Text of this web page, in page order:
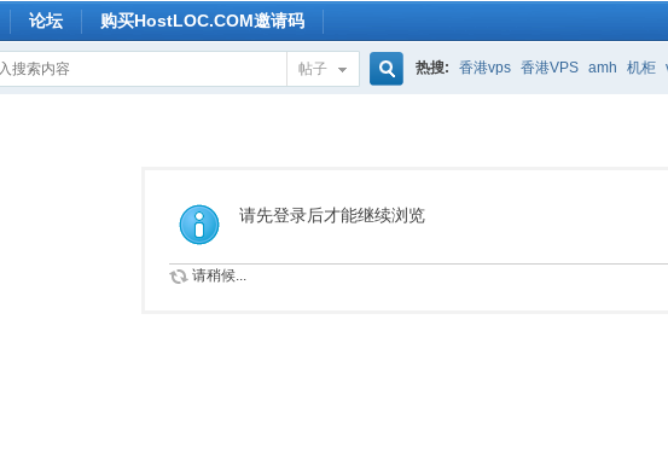
论坛 购买HostLOC.COM邀请码
帖子
索
热搜: 香港vps 香港VPS amh 机柜
请先登录后才能继续浏览
请稍候...